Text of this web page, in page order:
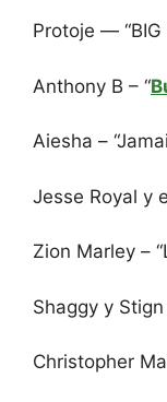
Protoje — “BIG
Anthony B – “
Aiesha –
Jesse Royal y
Zion Marley –
Shaggy y
Christopher